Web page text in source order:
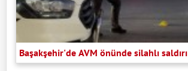
Başakşehir'de AVM önünde silahlı saldırı